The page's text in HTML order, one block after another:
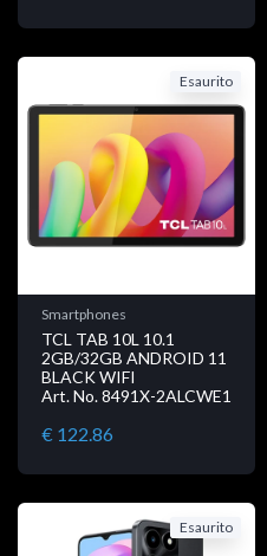
Esaurito
Smartphones
TCL TAB 10L 10.1
2GB/32GB ANDROID 11
BLACK WIFI
Art. No. 8491X-2ALCWE1
€ 122.86
Esaurito